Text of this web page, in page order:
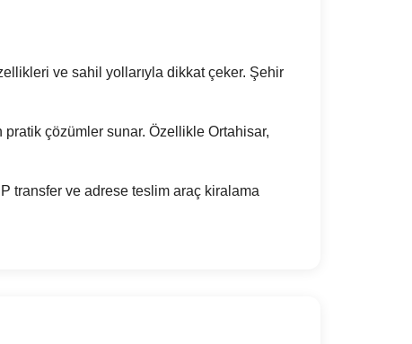
ve sahil yollarıyla dikkat çeker. Şehir
çözümler sunar. Özellikle Ortahisar,
transfer ve adrese teslim araç kiralama